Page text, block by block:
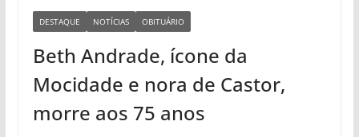
DESTAQUE NOTÍCIAS OBITUÁRIO
Beth Andrade, ícone da
Mocidade e nora de Castor,
morre aos 75 anos